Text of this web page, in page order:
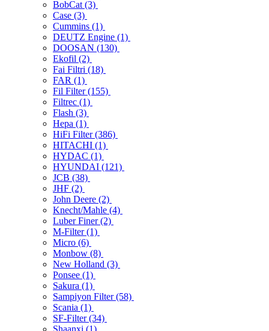
BobCat (3)
Case (3)
Cummins (1)
DEUTZ Engine (1)
DOOSAN (130)
Ekofil (2)
Fai Filtri (18)
FAR (1)
Fil Filter(155)
Filtrec (1)
Flash (3)
Hepa (1)
HiFi Filter(386)
HITACHI (1)
HYDAC (1)
HYUNDAI (121)
JCB (38)
JHF (2)
John Deere (2)
Knecht/Mahle (4)
Luber Finer(2)
M-Filter(1)
Micro (6)
Monbow (8)
New Holland (3)
Ponsee (1)
Sakura (1)
Sampiyon Filter(58)
Scania (1)
SF-Filter(34)
Shaanxi (1)